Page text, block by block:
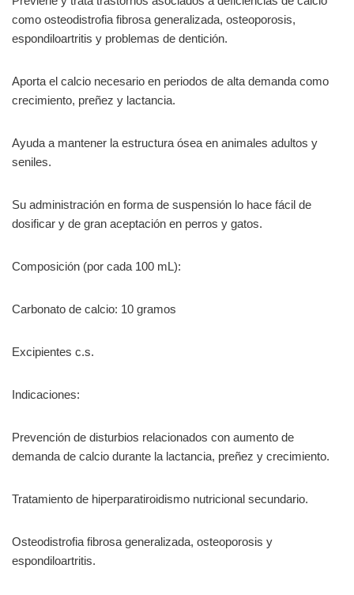
como osteodistrofia fibrosa generalizada, osteoporosis,
espondiloartritis y problemas de dentición.
Aporta el calcio necesario en periodos de alta demanda como
crecimiento, preñez y lactancia.
Ayuda a mantener la estructura ósea en animales adultos y
seniles.
Su administración en forma de suspensión lo hace fácil de
dosificar y de gran aceptación en perros y gatos.
Composición (por cada 100 mL):
Carbonato de calcio: 10 gramos
Excipientes c.s.
Indicaciones:
Prevención de disturbios relacionados con aumento de
demanda de calcio durante la lactancia, preñez y crecimiento.
Tratamiento de hiperparatiroidismo nutricional secundario.
Osteodistrofia fibrosa generalizada, osteoporosis y
espondiloartritis.